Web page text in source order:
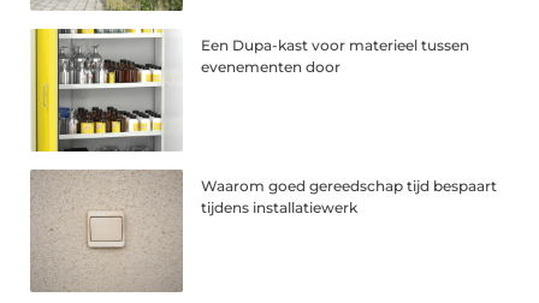
Een Dupa-kast voor materieel tussen
evenementen door
Waarom goed gereedschap tijd bespaart
tijdens installatiewerk